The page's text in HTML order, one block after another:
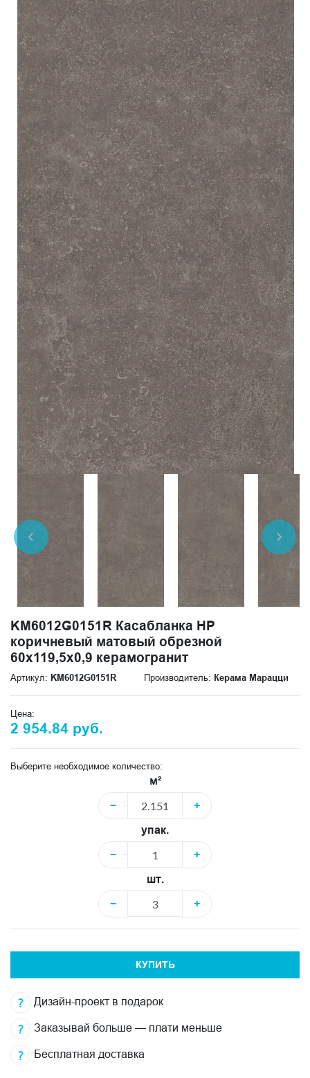
KM6012G0151R Касабланка HP
коричневый матовый обрезной
60x119,5x0,9 керамогранит
Артикул: KM6012G0151R Производитель: Керама Марацци
Цена:
2 954.84 руб.
Выберите необходимое количество:
м²
−
+
упак.
−
+
шт.
−
+
КУПИТЬ
Дизайн-проект в подарок
Заказывай больше — плати меньше
Бесплатная доставка